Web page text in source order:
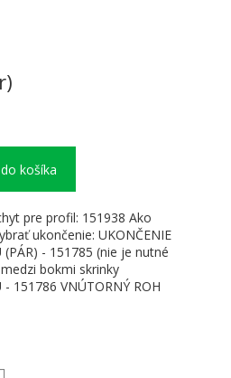
košíka
pre profil: 151938 Ako
ukončenie: UKONČENIE
(PÁR) - 151785 (nie je nutné
bokmi skrinky
- 151786 VNÚTORNÝ ROH